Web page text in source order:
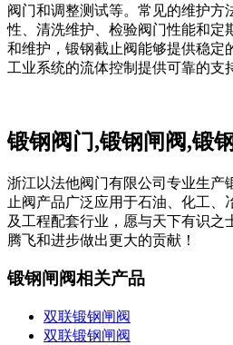
阀门和调整测试等。常见的维护方
性、清洗维护、检验阀门性能和定
和维护，锻钢截止阀能够提供稳定
工业系统的流体控制提供可靠的支
锻钢阀门,锻钢闸阀,锻
浙江以法他阀门有限公司专业生产
止阀产品广泛应用于石油、化工、
及工程配套行业，愿与天下有识之
腾飞和进步做出更大的贡献！
锻钢闸阀相关产品
双联锻钢闸阀
双联锻钢闸阀